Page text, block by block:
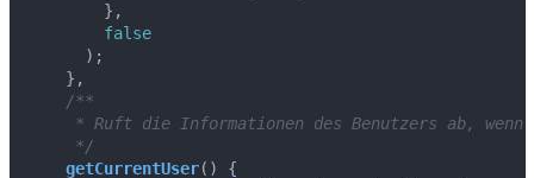
        },
false
      );
    },
/**
* Ruft die Informationen des Benutzers ab, wenn
     */
getCurrentUser( ) {